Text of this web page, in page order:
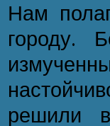
Нам
городу.
решили